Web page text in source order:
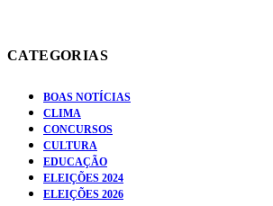
CATEGORIAS
BOAS NOTÍCIAS
CLIMA
CONCURSOS
CULTURA
EDUCAÇÃO
ELEIÇÕES 2024
ELEIÇÕES 2026